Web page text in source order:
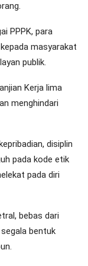
PPPK, para
masyarakat
publik.
Kerja lima
menghindari
disiplin
pada kode etik
pada diri
bebas dari
bentuk